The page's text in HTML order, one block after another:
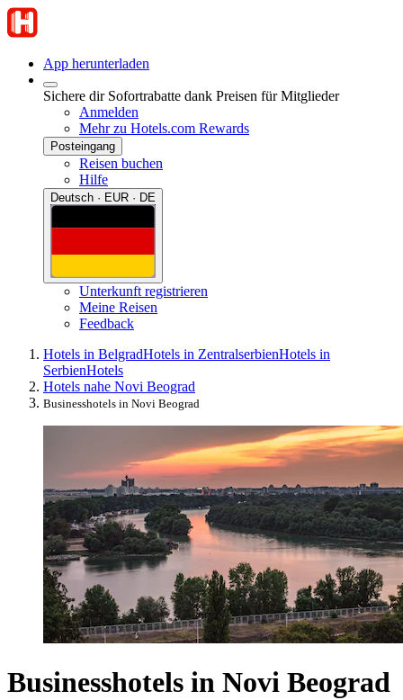
App herunterladen
Sichere dir Sofortrabatte dank Preisen für Mitglieder
Anmelden
Mehr zu Hotels.com Rewards
Posteingang
Reisen buchen
Hilfe
Deutsch · EUR · DE
Unterkunft registrieren
Meine Reisen
Feedback
Hotels in BelgradHotels in ZentralserbienHotels in
SerbienHotels
Hotels nahe Novi Beograd
Businesshotels in Novi Beograd
Businesshotels in Novi Beograd